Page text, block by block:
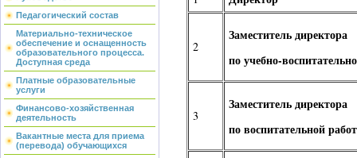
Педагогический состав
Материально-техническое
обеспечение и оснащенность
образовательного процесса.
Доступная среда
Платные образовательные
услуги
Финансово-хозяйственная
деятельность
Вакантные места для приема
(перевода) обучающихся
2
Заместитель директора
по учебно-
3
Заместитель директора
по воспитательной